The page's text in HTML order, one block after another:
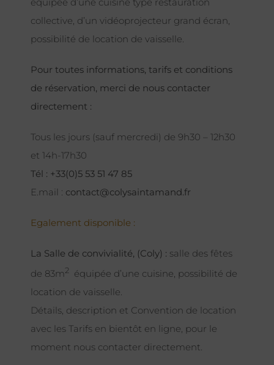
collective, d’un vidéoprojecteur grand écran,
possibilité de location de vaisselle.
Pour toutes informations, tarifs et conditions
de réservation, merci de nous contacter
directement :
Tous les jours (sauf mercredi) de 9h30 – 12h30
et 14h-17h30
Tél : +33(0)5 53 51 47 85
E.mail : contact@colysaintamand.fr
Egalement disponible :
La Salle de convivialité, (Coly) : salle des fêtes
de 83m2 équipée d’une cuisine, possibilité de
location de vaisselle.
Détails, description et Convention de location
avec les Tarifs en bientôt en ligne, pour le
moment nous contacter directement.